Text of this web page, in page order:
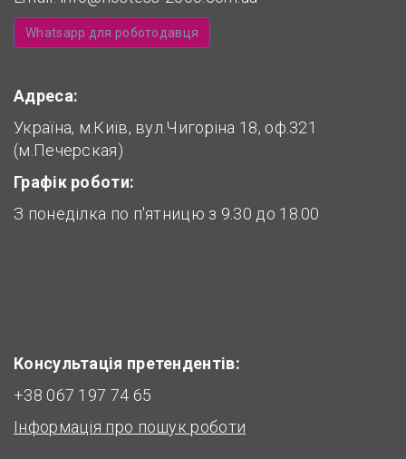
Whatsapp для роботодавця
Адреса:
Україна, м.Київ, вул.Чигоріна 18, оф.321
(м.Печерская)
Графік роботи:
З понеділка по п'ятницю з 9.30 до 18.00
Консультація претендентів:
+38 067 197 74 65
Інформація про пошук роботи